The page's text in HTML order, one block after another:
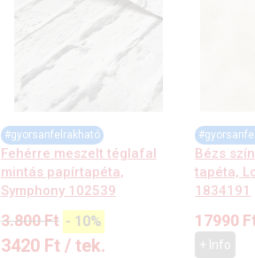
#gyorsanfelrakható
Fehérre meszelt téglafal
mintás papírtapéta,
Symphony 102539
3.800Ft - 10%
3420 Ft/ tek.
Bézs
tapéta,
1834191
17990
+ Info